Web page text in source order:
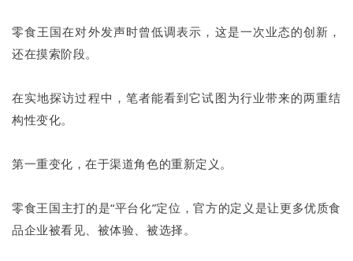
零食王国在对外发声时曾低调表示，这是一次业态的创新，
还在摸索阶段。
在实地探访过程中，笔者能看到它试图为行业带来的两重结
构性变化。
第一重变化，在于渠道角色的重新定义。
零食王国主打的是“平台化”定位，官方的定义是让更多优质食
品企业被看见、被体验、被选择。